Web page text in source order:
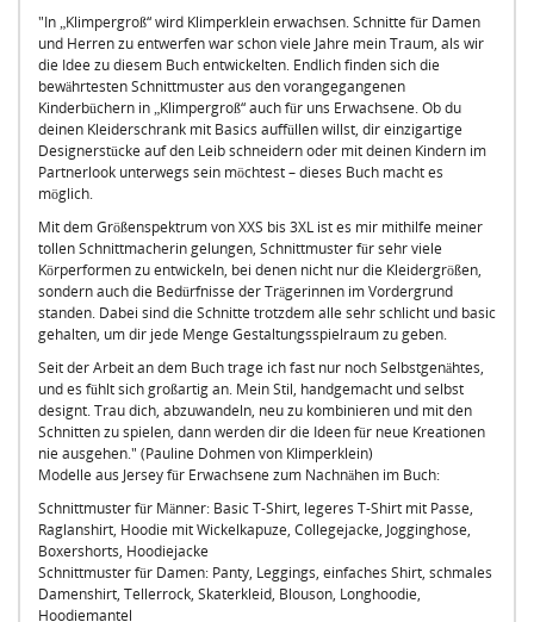
"In „Klimpergroß“ wird Klimperklein erwachsen. Schnitte für Damen
und Herren zu entwerfen war schon viele Jahre mein Traum, als wir
die Idee zu diesem Buch entwickelten. Endlich finden sich die
bewährtesten Schnittmuster aus den vorangegangenen
Kinderbüchern in „Klimpergroß“ auch für uns Erwachsene. Ob du
deinen Kleiderschrank mit Basics auffüllen willst, dir einzigartige
Designerstücke auf den Leib schneidern oder mit deinen Kindern im
Partnerlook unterwegs sein möchtest – dieses Buch macht es
möglich.
Mit dem Größenspektrum von XXS bis 3XL ist es mir mithilfe meiner
tollen Schnittmacherin gelungen, Schnittmuster für sehr viele
Körperformen zu entwickeln, bei denen nicht nur die Kleidergrößen,
sondern auch die Bedürfnisse der Trägerinnen im Vordergrund
standen. Dabei sind die Schnitte trotzdem alle sehr schlicht und basic
gehalten, um dir jede Menge Gestaltungsspielraum zu geben.
Seit der Arbeit an dem Buch trage ich fast nur noch Selbstgenähtes,
und es fühlt sich großartig an. Mein Stil, handgemacht und selbst
designt. Trau dich, abzuwandeln, neu zu kombinieren und mit den
Schnitten zu spielen, dann werden dir die Ideen für neue Kreationen
nie ausgehen." (Pauline Dohmen von Klimperklein)
Modelle aus Jersey für Erwachsene zum Nachnähen im Buch:
Schnittmuster für Männer: Basic T-Shirt, legeres T-Shirt mit Passe,
Raglanshirt, Hoodie mit Wickelkapuze, Collegejacke, Jogginghose,
Boxershorts, Hoodiejacke
Schnittmuster für Damen: Panty, Leggings, einfaches Shirt, schmales
Damenshirt, Tellerrock, Skaterkleid, Blouson, Longhoodie,
Hoodiemantel